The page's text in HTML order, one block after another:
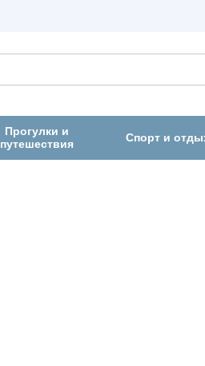
Прогулки и
путешествия
Спорт и